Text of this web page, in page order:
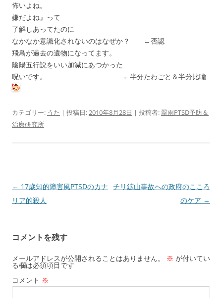
怖いよね。
嫌だよね』って
了解しあってたのに
なかなか意識化されないのはなぜか？ ←否認
飛鳥が過去の遺物になってます。
陰陽五行説をいい加減にあつかった
呪いです。 ←半分たわごと＆半分比喩
カテゴリー: うた | 投稿日:2010年8月28日 | 投稿者:翠雨PTSD予防＆
治療研究所
投
稿
ゲ
ー
シ
ョ
← 17歳知的障害風PTSDのカナ
リア的殺人
チリ鉱山事故への政府のこころ
のケア →
コメントを残す
メールアドレスが公開されることはありません。 ※ が付いてい
る欄は必須項目です
コメント ※